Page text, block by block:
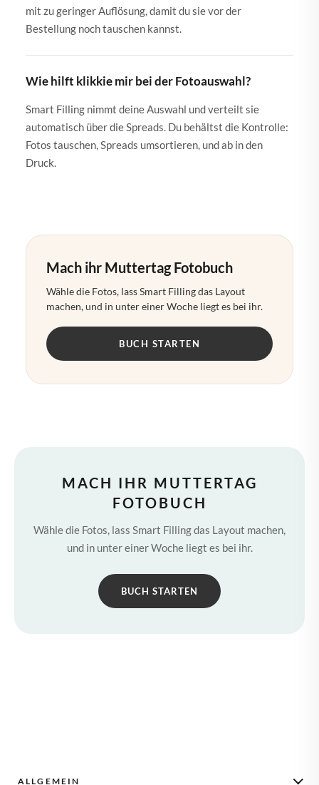
mit zu geringer Auflösung, damit du sie vor der
Bestellung noch tauschen kannst.
Wie hilft klikkie mir bei der Fotoauswahl?
Smart Filling nimmt deine Auswahl und verteilt sie
automatisch über die Spreads. Du behältst die Kontrolle:
Fotos tauschen, Spreads umsortieren, und ab in den
Druck.
Mach ihr Muttertag Fotobuch
Wähle die Fotos, lass Smart Filling das Layout
machen, und in unter einer Woche liegt es bei ihr.
BUCH STARTEN
MACH IHR MUTTERTAG
FOTOBUCH
Wähle die Fotos, lass Smart Filling das Layout machen,
und in unter einer Woche liegt es bei ihr.
BUCH STARTEN
ALLGEMEIN